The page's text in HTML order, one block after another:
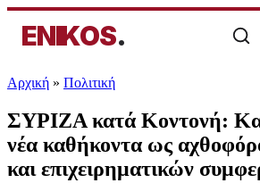
ENIKOS.
Αρχική » Πολιτική
ΣΥΡΙΖΑ κατά Κοντονή:
νέα καθήκοντα ως
και επιχειρηματικών